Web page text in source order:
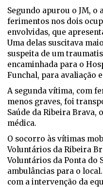
Segundo apurou o JM, o
ferimentos nos dois
envolvidas, que
Uma delas suscitava
suspeita de um
encaminhada para o
Funchal, para avaliação
A segunda vítima, com
menos graves, foi
Saúde da Ribeira Brava,
médica.
O socorro às vítimas
Voluntários da Ribeira
Voluntários da Ponta do
ambulâncias para o
com a intervenção da